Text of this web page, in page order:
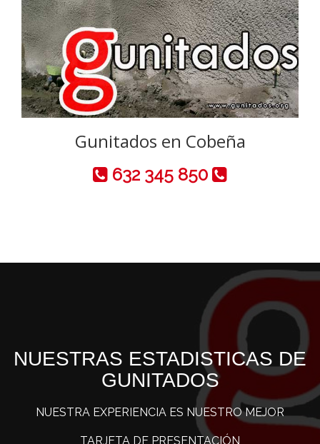
Gunitados en Cobeña
632 345 850
NUESTRAS ESTADISTICAS DE
GUNITADOS
NUESTRA EXPERIENCIA ES NUESTRO MEJOR
TARJETA DE PRESENTACIÓN